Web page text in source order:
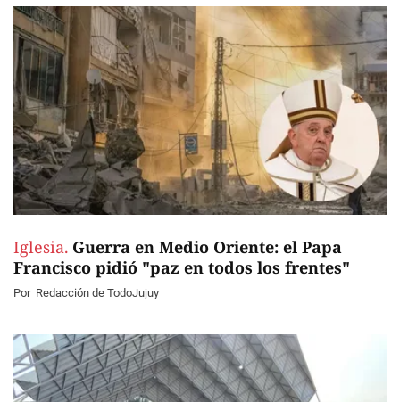
Iglesia. Guerra en Medio Oriente: el Papa
Francisco pidió "paz en todos los frentes"
Por Redacción de TodoJujuy